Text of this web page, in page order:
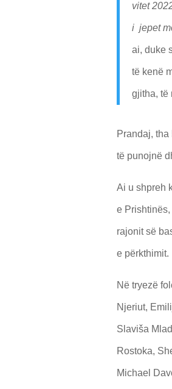
vitet
i jepet
ai, duke
të kenë
gjitha, të
Prandaj,
të punojnë
Ai u shpreh
e
rajonit së
e përkthimit.
Në tryezë
Njeriut,
Slaviša
Rostoka,
Michael